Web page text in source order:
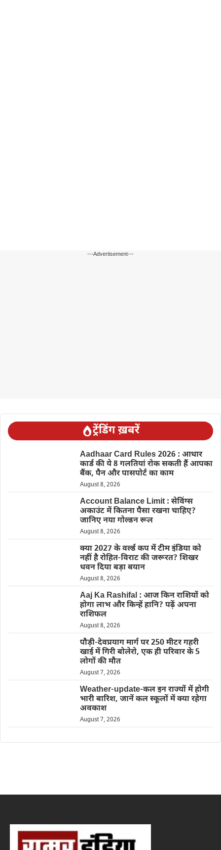
---Advertisement---
ट्रेंडिंग ख़बरें
Aadhaar Card Rules 2026 : आधार
कार्ड की ये 8 गलतियां रोक सकती हैं आपका
बैंक, पैन और पासपोर्ट का काम
August 8, 2026
Account Balance Limit : सेविंग्स
अकाउंट में कितना पैसा रखना चाहिए?
जानिए नया गोल्डन रूल
August 8, 2026
क्या 2027 के वर्ल्ड कप में टीम इंडिया को
नहीं है रोहित-विराट की जरूरत? शिखर
धवन दिया बड़ा बयान
August 8, 2026
Aaj Ka Rashifal : आज किन राशियों को
होगा लाभ और किन्हें हानि? पढ़ें अपना
राशिफल
August 8, 2026
पौड़ी-देवप्रयाग मार्ग पर 250 मीटर गहरी
खाई में गिरी बोलेरो, एक ही परिवार के 5
लोगों की मौत
August 7, 2026
Weather-update-कल इन राज्यों में होगी
भारी बारिश, जानें कल स्कूलों में क्या रहेगा
अवकाश
August 7, 2026